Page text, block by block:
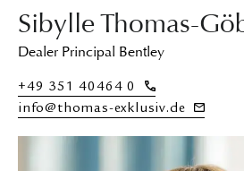
Sibylle Thomas-
Dealer Principal Bentley
+49 351 40464 0
info@thomas-exklusiv.de